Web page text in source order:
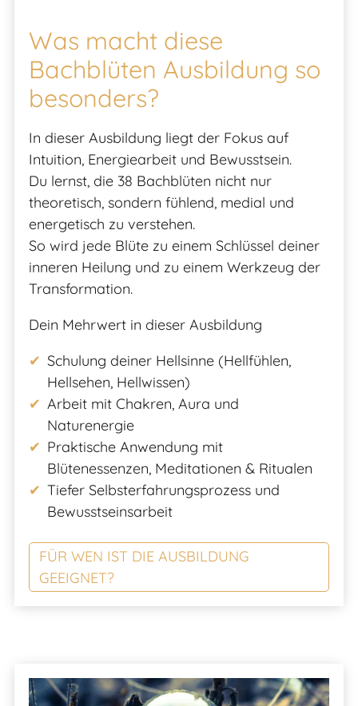
Was macht diese
Bachblüten Ausbildung so
besonders?
In dieser Ausbildung liegt der Fokus auf
Intuition, Energiearbeit und Bewusstsein.
Du lernst, die 38 Bachblüten nicht nur
theoretisch, sondern fühlend, medial und
energetisch zu verstehen.
So wird jede Blüte zu einem Schlüssel deiner
inneren Heilung und zu einem Werkzeug der
Transformation.
Dein Mehrwert in dieser Ausbildung
Schulung deiner Hellsinne (Hellfühlen,
Hellsehen, Hellwissen)
Arbeit mit Chakren, Aura und
Naturenergie
Praktische Anwendung mit
Blütenessenzen, Meditationen & Ritualen
Tiefer Selbsterfahrungsprozess und
Bewusstseinsarbeit
FÜR WEN IST DIE AUSBILDUNG
GEEIGNET?